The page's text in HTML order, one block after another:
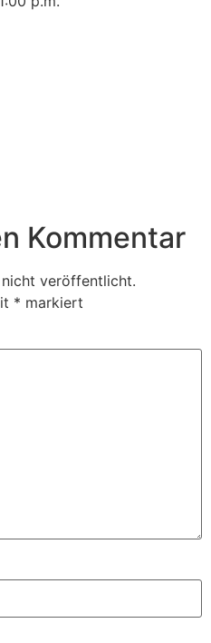
Kommentar
veröffentlicht.
* markiert